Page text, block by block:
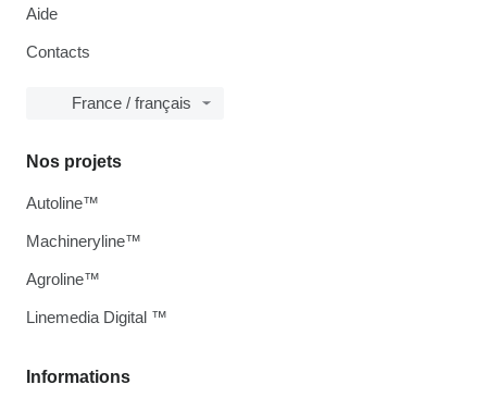
Aide
Contacts
France / français
Informations
Nos projets
Autoline™
Machineryline™
Agroline™
Linemedia Digital ™